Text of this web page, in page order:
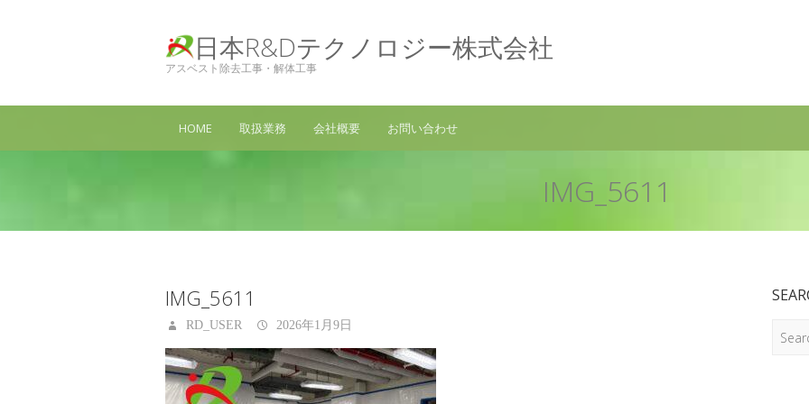
日本R&Dテクノロジー株式会社
アスベスト除去工事・解体工事
HOME 取扱業務 会社概要 お問い合わせ
IMG_5611
IMG_5611
RD_USER 2026年1月9日